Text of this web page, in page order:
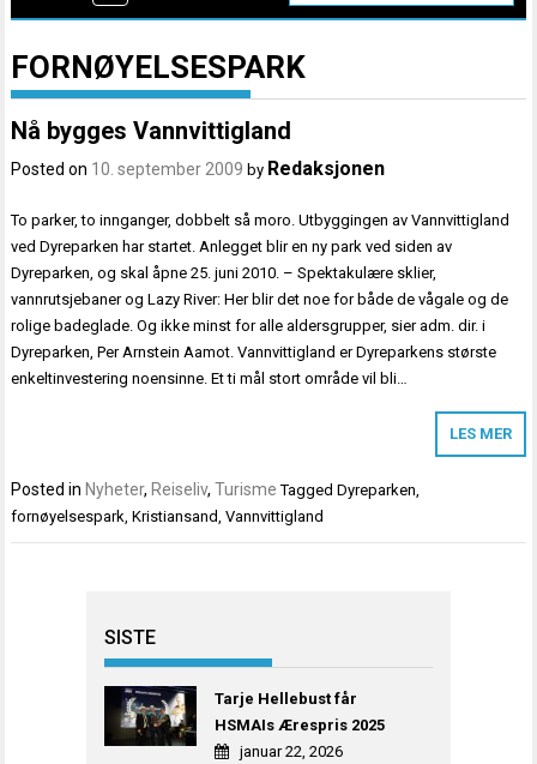
FORNØYELSESPARK
Nå bygges Vannvittigland
Posted on 10. september 2009 by Redaksjonen
To parker, to innganger, dobbelt så moro. Utbyggingen av Vannvittigland
ved Dyreparken har startet. Anlegget blir en ny park ved siden av
Dyreparken, og skal åpne 25. juni 2010. – Spektakulære sklier,
vannrutsjebaner og Lazy River: Her blir det noe for både de vågale og de
rolige badeglade. Og ikke minst for alle aldersgrupper, sier adm. dir. i
Dyreparken, Per Arnstein Aamot. Vannvittigland er Dyreparkens største
enkeltinvestering noensinne. Et ti mål stort område vil bli…
LES MER
Posted in Nyheter, Reiseliv,Turisme TaggedDyreparken,
fornøyelsespark,Kristiansand,Vannvittigland
SISTE
Tarje Hellebust får
HSMAIs Ærespris 2025
januar 22, 2026